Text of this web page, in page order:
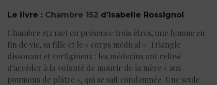
Le livre : Chambre 152 d’Isabelle Rossignol
Chambre 152 met en présence trois êtres, une femme en
fin de vie, sa fille et le « corps médical ». Triangle
dissonant et vertigineux : les médecins ont refusé
d’accéder à la volonté de mourir de la mère « aux
poumons de plâtre », qui se sait condamnée. Une seule